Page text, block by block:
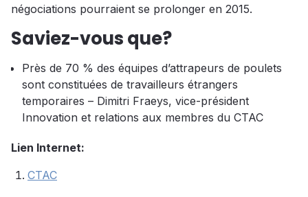
négociations pourraient se prolonger en 2015.
Saviez-vous que?
Près de 70 % des équipes d’attrapeurs de poulets
sont constituées de travailleurs étrangers
temporaires – Dimitri Fraeys, vice-président
Innovation et relations aux membres du CTAC
Lien Internet:
CTAC